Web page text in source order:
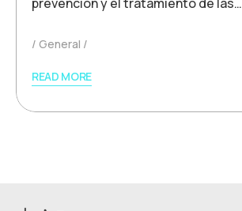
prevención y el tratamiento de las…
General
READ MORE